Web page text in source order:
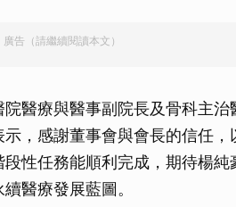
廣告（請繼續閱讀本文）
醫療與醫事副院長及骨科主治
，感謝董事會與會長的信任
性任務能順利完成，期待楊
醫療發展藍圖。